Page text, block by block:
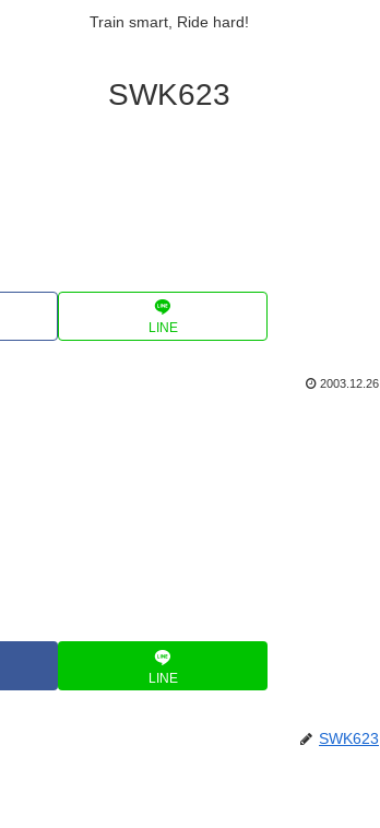
Train smart, Ride hard!
SWK623
LINE
2003.12.26
LINE
SWK623